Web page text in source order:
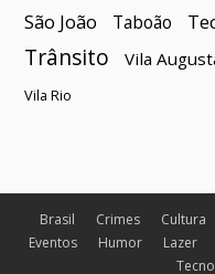
São João Taboão
Trânsito Vila
Vila Rio
Brasil Crimes Cultura
Eventos
Humor Lazer